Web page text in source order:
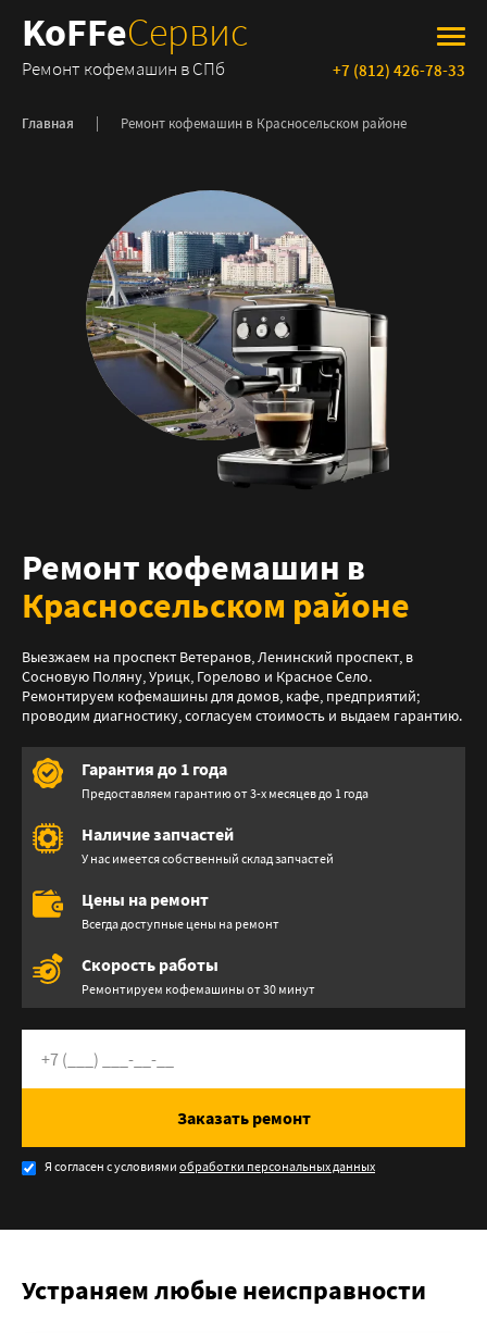
KoFFeСервис
Ремонт кофемашин в СПб +7 (812) 426-78-33
Главная Ремонт кофемашин в Красносельском районе
Ремонт кофемашин в
Красносельском районе
Выезжаем на проспект Ветеранов, Ленинский проспект, в
Сосновую Поляну, Урицк, Горелово и Красное Село.
Ремонтируем кофемашины для домов, кафе, предприятий;
проводим диагностику, согласуем стоимость и выдаем гарантию.
Гарантия до 1 года
Предоставляем гарантию от 3-х месяцев до 1 года
Наличие запчастей
У нас имеется собственный склад запчастей
Цены на ремонт
Всегда доступные цены на ремонт
Скорость работы
Ремонтируем кофемашины от 30 минут
Заказать ремонт
Я согласен с условиями обработки персональных данных
Устраняем любые неисправности